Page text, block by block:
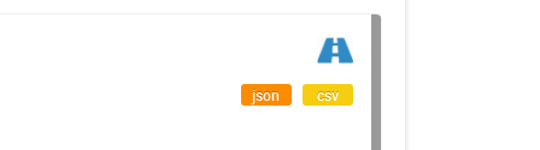
json csv